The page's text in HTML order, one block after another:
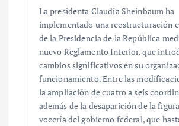
La presidenta Claudia Sheinbaum ha
implementado una reestructuración
de la Presidencia de la República
nuevo Reglamento Interior, que
cambios significativos en su
funcionamiento. Entre las
la ampliación de cuatro a seis
además de la desaparición de la
vocería del gobierno federal, que